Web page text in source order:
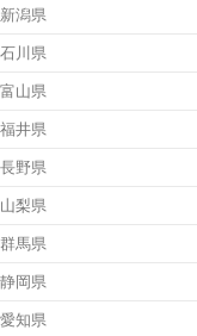
新潟県
石川県
富山県
福井県
長野県
山梨県
群馬県
静岡県
愛知県